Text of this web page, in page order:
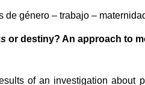
de género – trabajo –
or destiny? An approach to
of an investigation about